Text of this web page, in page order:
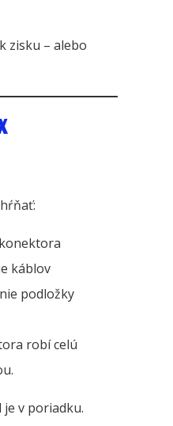
zisku – alebo
káblov
podložky
robí celú
v poriadku.